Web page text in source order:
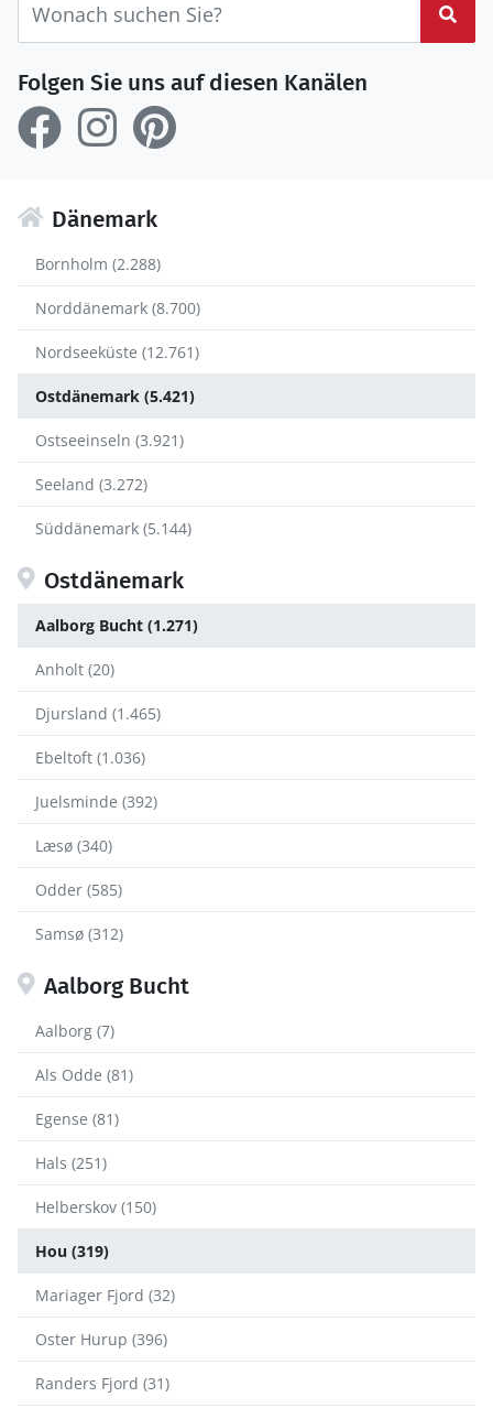
Folgen Sie uns auf diesen Kanälen
Dänemark
Bornholm (2.288)
Norddänemark (8.700)
Nordseeküste (12.761)
Ostdänemark (5.421)
Ostseeinseln (3.921)
Seeland (3.272)
Süddänemark (5.144)
Ostdänemark
Aalborg Bucht (1.271)
Anholt (20)
Djursland (1.465)
Ebeltoft (1.036)
Juelsminde (392)
Læsø (340)
Odder (585)
Samsø (312)
Aalborg Bucht
Aalborg (7)
Als Odde (81)
Egense (81)
Hals (251)
Helberskov (150)
Hou (319)
Mariager Fjord (32)
Oster Hurup (396)
Randers Fjord (31)